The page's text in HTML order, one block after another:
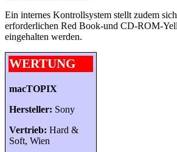
Ein internes Kontrollsystem stellt zudem
erforderlichen Red Book-und CD-ROM-
eingehalten werden.
WERTUNG
macTOPIX
Hersteller: Sony
Vertrieb: Hard &
Soft, Wien